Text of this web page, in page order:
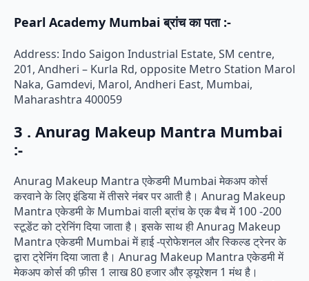
Pearl Academy Mumbai ब्रांच का पता :-
Address: Indo Saigon Industrial Estate, SM centre,
201, Andheri – Kurla Rd, opposite Metro Station Marol
Naka, Gamdevi, Marol, Andheri East, Mumbai,
Maharashtra 400059
3 . Anurag Makeup Mantra Mumbai
:-
Anurag Makeup Mantra एकेडमी Mumbai मेकअप कोर्स
करवाने के लिए इंडिया में तीसरे नंबर पर आती है। Anurag Makeup
Mantra एकेडमी के Mumbai वाली ब्रांच के एक बैच में 100 -200
स्टूडेंट को ट्रेनिंग दिया जाता है। इसके साथ ही Anurag Makeup
Mantra एकेडमी Mumbai में हाई -प्रोफेशनल और स्किल्ड ट्रेनर के
द्वारा ट्रेनिंग दिया जाता है। Anurag Makeup Mantra एकेडमी में
मेकअप कोर्स की फ़ीस 1 लाख 80 हजार और ड्यूरेशन 1 मंथ है।